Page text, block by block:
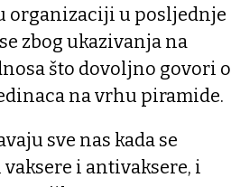
organizaciji u posljednje
zbog ukazivanja na
što dovoljno govori o
na vrhu piramide.
sve nas kada se
i antivaksere, i